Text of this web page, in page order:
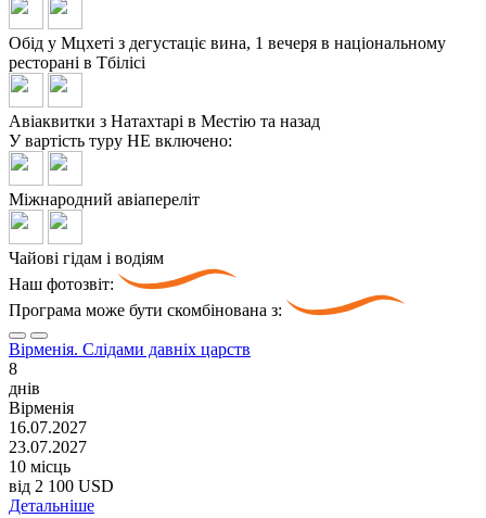
Обід у Мцхеті з дегустаціє вина, 1 вечеря в національному
ресторані в Тбілісі
Авіаквитки з Натахтарі в Местію та назад
У вартість туру НЕ включено:
Міжнародний авіапереліт
Чайові гідам і водіям
Наш фотозвіт:
Програма може бути скомбінована з:
Вірменія. Слідами давніх царств
8
днів
Вірменія
16.07.2027
23.07.2027
10 місць
від 2 100 USD
Детальніше